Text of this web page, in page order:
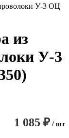
из
У-3
1 085 ₽ / шт